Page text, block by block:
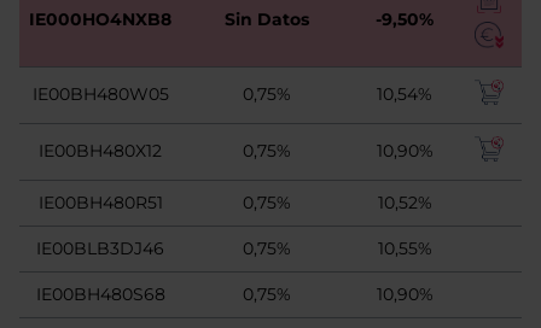
IE000HO4NXB8 Sin Datos -9,50%
IE00BH480W05 0,75% 10,54%
IE00BH480X12 0,75% 10,90%
IE00BH480R51 0,75% 10,52%
IE00BLB3DJ46 0,75% 10,55%
IE00BH480S68 0,75% 10,90%